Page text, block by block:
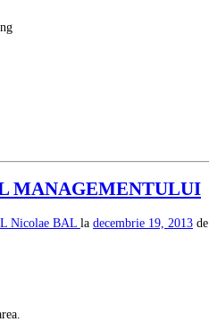
MANAGEMENTULUI
Nicolae BAL la decembrie 19, 2013 de